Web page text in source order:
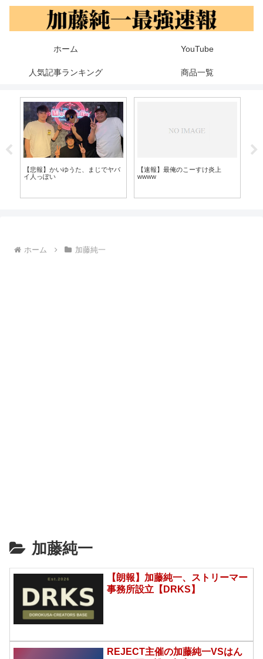
ホーム YouTube
人気記事ランキング 商品一覧
【＊】加藤純一の友人の布団ちゃ
ん、ア●ルを晒してしまい終わる
ホーム 加藤純一
加藤純一
【朗報】加藤純一、ストリーマー
事務所設立【DRKS】
REJECT主催の加藤純一VSはん